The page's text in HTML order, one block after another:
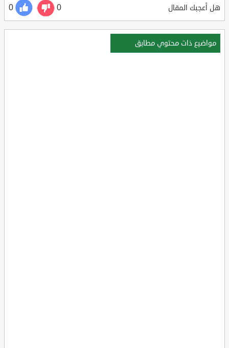
هل أعجبك المقال 0
0
مواضيع ذات محتوي مطابق